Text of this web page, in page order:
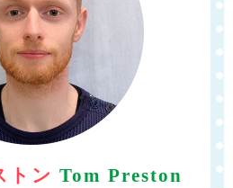
トン Tom Preston